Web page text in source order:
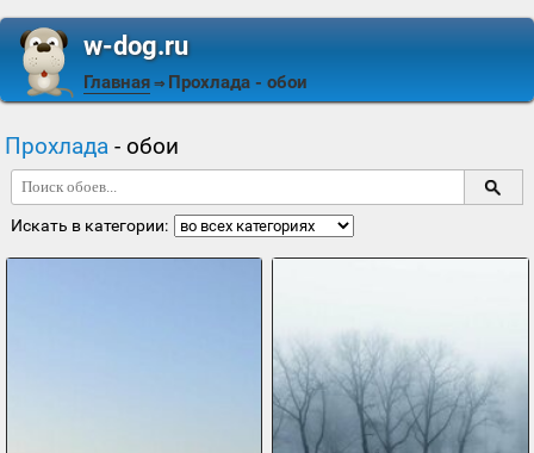
w-dog.ru
Главная ⇒ Прохлада - обои
Прохлада - обои
Искать в категории: